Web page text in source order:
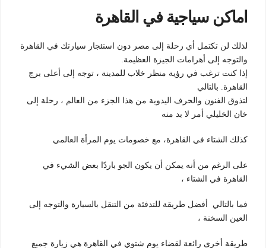
اماكن سياجية في القاهرة
لذلك لن تكتمل أي رحلة إلى مصر دون استئجار سيارتك في القاهرة
والتوجه إلى أهرامات الجيزة العظيمة.
إذا كنت ترغب في رؤية منظر خلاب للمدينة ، توجه إلى أعلى برج
القاهرة. بالتالي
لتذوق الفنون والحرف اليدوية من هذا الجزء من العالم ، رحلة إلى
خان الخليلي أمر لا بد منه
كذلك الشتاء في القاهرة، مع خصومات يوم المرأة العالمي
على الرغم من أنه يمكن أن يكون الجو باردًا بعض الشيء في
القاهرة في الشتاء ،
فما بالتالي أفضل طريقة للتدفئة من التنقل بالسيارة والتوجه إلى
العين السخنة ،
طريقة أخرى رائعة لقضاء يوم شتوي في القاهرة هي زيارة جميع